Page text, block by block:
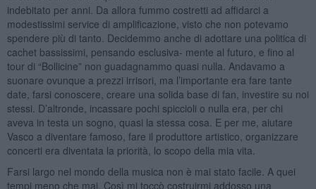
indebitato per anni. Da allora fummo costretti ad affidarci a
modestissimi service di amplificazione, visto che non potevamo
spendere più di tanto. Decidemmo anche di adottare una politica di
cachet bassissimi, pensando esclusiva- mente al futuro, e fino al
tour di “Bollicine” non guadagnammo quasi nulla. Andavamo a
suonare ovunque a prezzi irrisori, ma l’importante era fare tante
date, farsi conoscere, creare una solida base di fan, investire su noi
stessi. D’altronde, incassare pochi spiccioli o nulla era, per chi
aveva in testa un sogno, quasi la stessa cosa. E per me, aiutare
Vasco a diventare famoso, fare il produttore artistico, organizzare
concerti era diventata la priorità, lo scopo della mia vita.
Farsi largo nel mondo della musica non è mai stato facile. A quei
tempi meno che mai. Così mi toccò costruirmi addosso una